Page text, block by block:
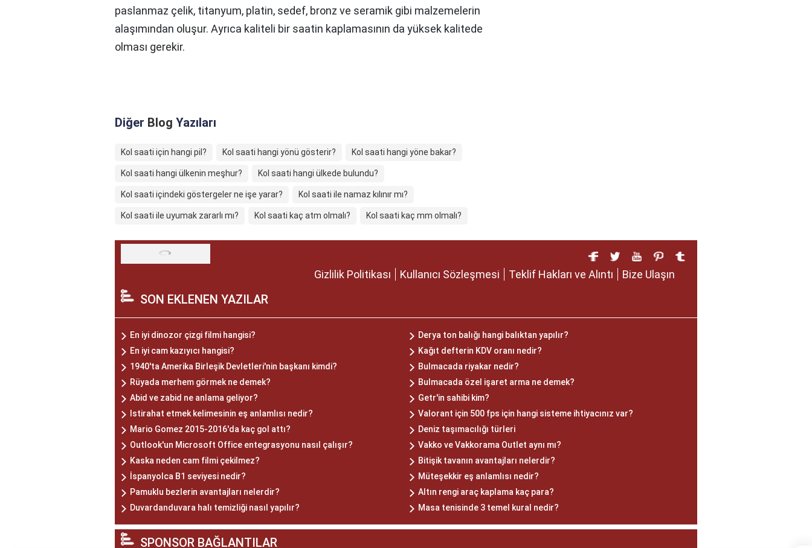
paslanmaz çelik, titanyum, platin, sedef, bronz ve seramik gibi malzemelerin
alaşımından oluşur. Ayrıca kaliteli bir saatin kaplamasının da yüksek kalitede
olması gerekir.
Diğer Blog Yazıları
Kol saati için hangi pil? Kol saati hangi yönü gösterir? Kol saati hangi yöne bakar?
Kol saati hangi ülkenin meşhur? Kol saati hangi ülkede bulundu?
Kol saati içindeki göstergeler ne işe yarar? Kol saati ile namaz kılınır mı?
Kol saati ile uyumak zararlı mı? Kol saati kaç atm olmalı? Kol saati kaç mm olmalı?
Gizlilik Politikası Kullanıcı Sözleşmesi Teklif Hakları ve Alıntı Bize Ulaşın
SON EKLENEN YAZILAR
En iyi dinozor çizgi filmi hangisi?
Derya ton balığı hangi balıktan yapılır?
En iyi cam kazıyıcı hangisi?
Kağıt defterin KDV oranı nedir?
1940'ta Amerika Birleşik Devletleri'nin başkanı kimdi?
Bulmacada riyakar nedir?
Rüyada merhem görmek ne demek?
Bulmacada özel işaret arma ne demek?
Abid ve zabid ne anlama geliyor?
Getr'in sahibi kim?
Istirahat etmek kelimesinin eş anlamlısı nedir?
Valorant için 500 fps için hangi sisteme ihtiyacınız var?
Mario Gomez 2015-2016'da kaç gol attı?
Deniz taşımacılığı türleri
Outlook'un Microsoft Office entegrasyonu nasıl çalışır?
Vakko ve Vakkorama Outlet aynı mı?
Kaska neden cam filmi çekilmez?
Bitişik tavanın avantajları nelerdir?
İspanyolca B1 seviyesi nedir?
Müteşekkir eş anlamlısı nedir?
Pamuklu bezlerin avantajları nelerdir?
Altın rengi araç kaplama kaç para?
Duvardanduvara halı temizliği nasıl yapılır?
Masa tenisinde 3 temel kural nedir?
SPONSOR BAĞLANTILAR